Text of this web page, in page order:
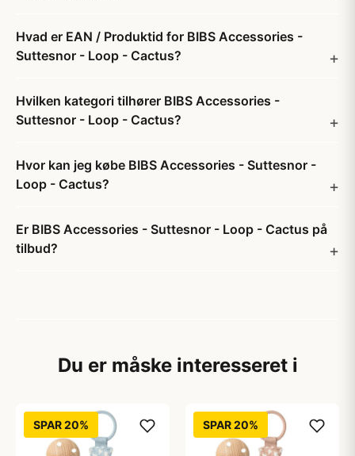
Hvad er EAN / Produktid for BIBS Accessories -
Suttesnor - Loop - Cactus?
Hvilken kategori tilhører BIBS Accessories -
Suttesnor - Loop - Cactus?
Hvor kan jeg købe BIBS Accessories - Suttesnor -
Loop - Cactus?
Er BIBS Accessories - Suttesnor - Loop - Cactus på
tilbud?
Du er måske interesseret i
SPAR 20% SPAR 20%